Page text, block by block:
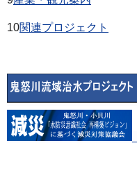
10関連プロジェクト